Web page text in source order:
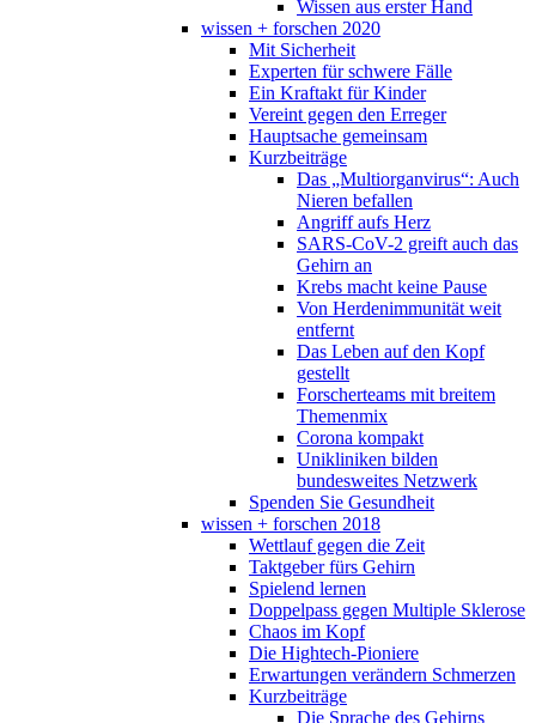
Wissen aus erster Hand
wissen + forschen 2020
Mit Sicherheit
Experten für schwere Fälle
Ein Kraftakt für Kinder
Vereint gegen den Erreger
Hauptsache gemeinsam
Kurzbeiträge
Das „Multiorganvirus“: Auch
Nieren befallen
Angriff aufs Herz
SARS-CoV-2 greift auch das
Gehirn an
Krebs macht keine Pause
Von Herdenimmunität weit
entfernt
Das Leben auf den Kopf
gestellt
Forscherteams mit breitem
Themenmix
Corona kompakt
Unikliniken bilden
bundesweites Netzwerk
Spenden Sie Gesundheit
wissen + forschen 2018
Wettlauf gegen die Zeit
Taktgeber fürs Gehirn
Spielend lernen
Doppelpass gegen Multiple Sklerose
Chaos im Kopf
Die Hightech-Pioniere
Erwartungen verändern Schmerzen
Kurzbeiträge
Die Sprache des Gehirns